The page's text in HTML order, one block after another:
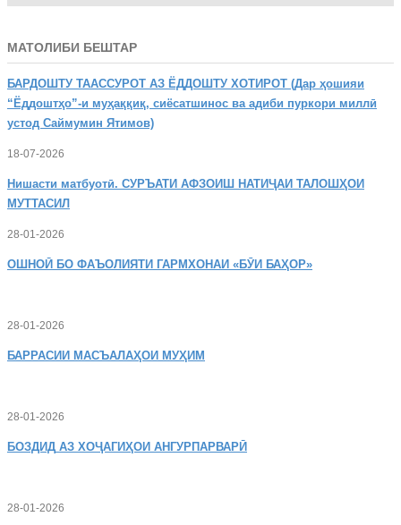
МАТОЛИБИ БЕШТАР
БАРДОШТУ ТААССУРОТ АЗ ЁДДОШТУ ХОТИРОТ (Дар ҳошияи
“Ёддоштҳо”-и муҳаққиқ, сиёсатшинос ва адиби пуркори миллӣ
устод Саймумин Ятимов)
18-07-2026
Нишасти матбуотӣ. СУРЪАТИ АФЗОИШ НАТИҶАИ ТАЛОШҲОИ
МУТТАСИЛ
28-01-2026
ОШНОӢ БО ФАЪОЛИЯТИ ГАРМХОНАИ «БӮИ БАҲОР»
28-01-2026
БАРРАСИИ МАСЪАЛАҲОИ МУҲИМ
28-01-2026
БОЗДИД АЗ ХОҶАГИҲОИ АНГУРПАРВАРӢ
28-01-2026